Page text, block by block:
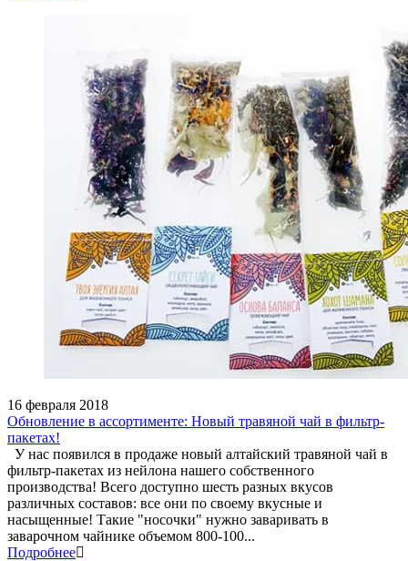
16 февраля 2018
Обновление в ассортименте: Новый травяной чай в фильтр-
пакетах!
У нас появился в продаже новый алтайский травяной чай в
фильтр-пакетах из нейлона нашего собственного
производства! Всего доступно шесть разных вкусов
различных составов: все они по своему вкусные и
насыщенные! Такие "носочки" нужно заваривать в
заварочном чайнике объемом 800-100...
Подробнее